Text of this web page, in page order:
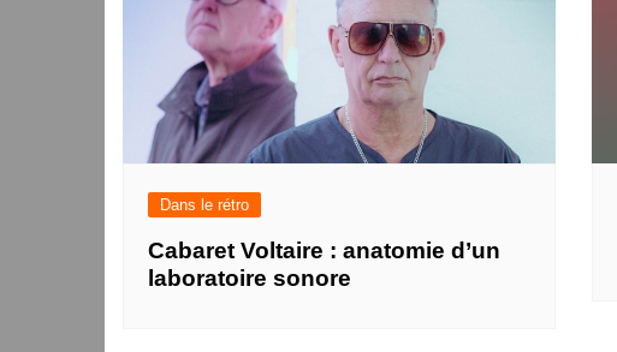
Dans le rétro
Cabaret Voltaire : anatomie d’un
laboratoire sonore